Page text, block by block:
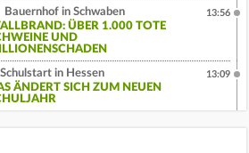
Bauernhof in Schwaben
ÜBER 1.000 TOTE
UND
13:56
Schulstart in Hessen
ÄNDERT SICH ZUM NEUEN
13:09